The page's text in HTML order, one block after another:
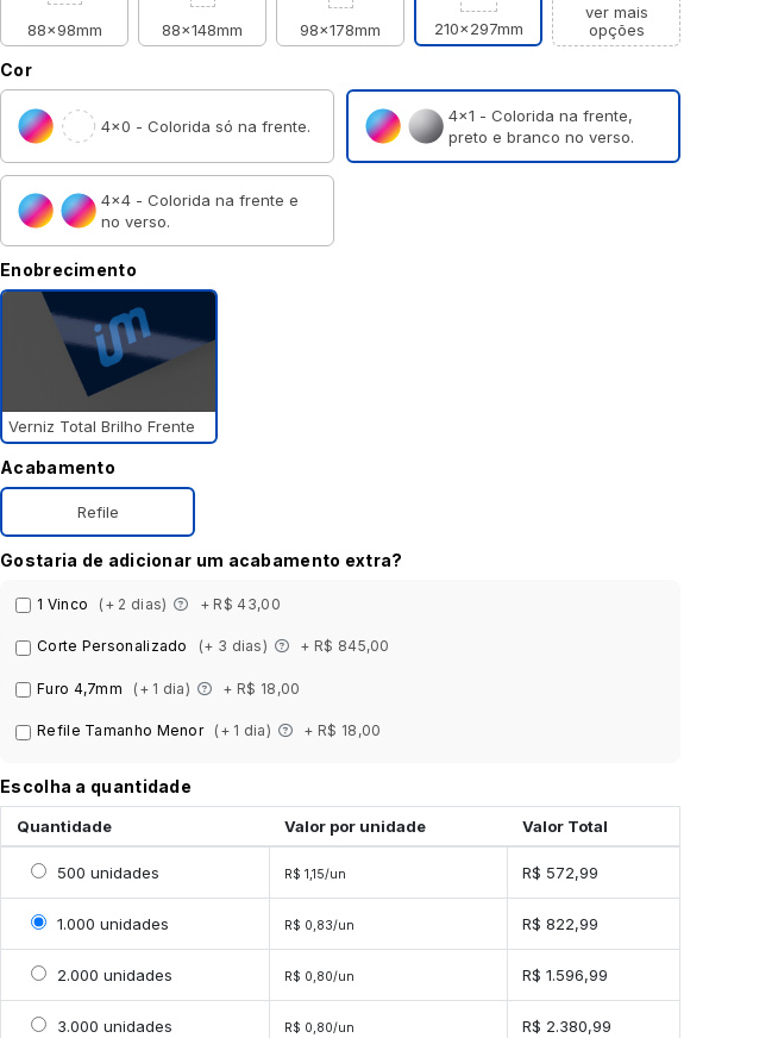
88x98mm 88x148mm 98x178mm 210x297mm
ver mais
opções
Cor
4×0 - Colorida só na frente.
4×1 - Colorida na frente,
preto e branco no verso.
4×4 - Colorida na frente e
no verso.
Enobrecimento
Verniz Total Brilho Frente
Acabamento
Refile
Gostaria de adicionar um acabamento extra?
1 Vinco (+ 2 dias) + R$ 43,00
Corte Personalizado (+ 3 dias) + R$ 845,00
Furo 4,7mm (+ 1 dia) + R$ 18,00
Refile Tamanho Menor (+ 1 dia) + R$ 18,00
Escolha a quantidade
Quantidade Valor por unidade Valor Total
Selecionar 500 unidades
500 unidades R$ 1,15/un R$ 572,99
Selecionar 1000 unidades
1.000 unidades R$ 0,83/un R$ 822,99
Selecionar 2000 unidades
2.000 unidades R$ 0,80/un R$ 1.596,99
Selecionar 3000 unidades
3.000 unidades R$ 0,80/un R$ 2.380,99